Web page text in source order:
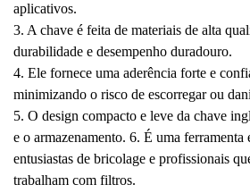
aplicativos.
3. A chave é feita de materiais de alta
durabilidade e desempenho duradouro.
4. Ele fornece uma aderência forte e
minimizando o risco de escorregar ou
5. O design compacto e leve da chave
e o armazenamento. 6. É uma ferramenta
entusiastas de bricolage e profissionais
trabalham com filtros.